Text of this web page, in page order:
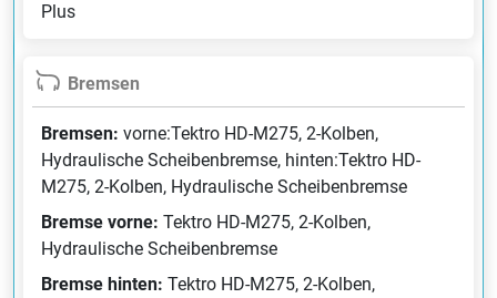
Plus
Bremsen
Bremsen: vorne:Tektro HD-M275, 2-Kolben,
Hydraulische Scheibenbremse, hinten:Tektro HD-
M275, 2-Kolben, Hydraulische Scheibenbremse
Bremse vorne: Tektro HD-M275, 2-Kolben,
Hydraulische Scheibenbremse
Bremse hinten: Tektro HD-M275, 2-Kolben,